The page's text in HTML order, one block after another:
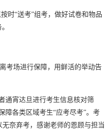
时“送考”组考，做好试卷和物品
考场进行保障，用鲜活的举动告
通宵达旦进行考生信息核对筛
障各类区域考生“应考尽考”。考
奈弃考，感谢老师的恩顾与担当